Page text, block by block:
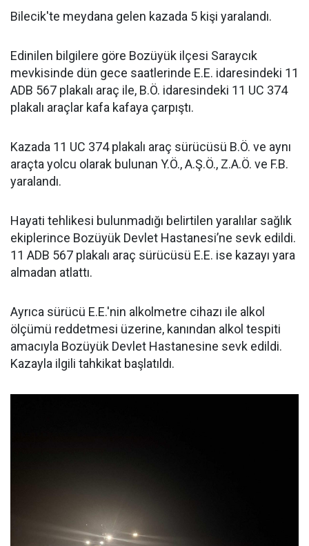
Bilecik'te meydana gelen kazada 5 kişi yaralandı.
Edinilen bilgilere göre Bozüyük ilçesi Saraycık
mevkisinde dün gece saatlerinde E.E. idaresindeki 11
ADB 567 plakalı araç ile, B.Ö. idaresindeki 11 UC 374
plakalı araçlar kafa kafaya çarpıştı.
Kazada 11 UC 374 plakalı araç sürücüsü B.Ö. ve aynı
araçta yolcu olarak bulunan Y.Ö., A.Ş.Ö., Z.A.Ö. ve F.B.
yaralandı.
Hayati tehlikesi bulunmadığı belirtilen yaralılar sağlık
ekiplerince Bozüyük Devlet Hastanesi’ne sevk edildi.
11 ADB 567 plakalı araç sürücüsü E.E. ise kazayı yara
almadan atlattı.
Ayrıca sürücü E.E.'nin alkolmetre cihazı ile alkol
ölçümü reddetmesi üzerine, kanından alkol tespiti
amacıyla Bozüyük Devlet Hastanesine sevk edildi.
Kazayla ilgili tahkikat başlatıldı.